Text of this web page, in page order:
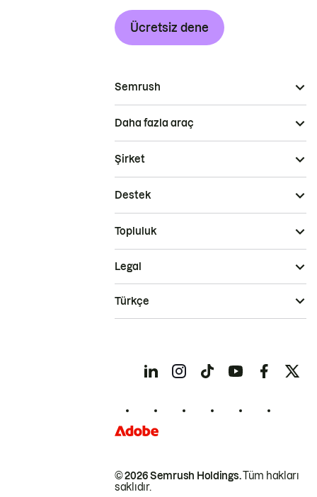
Ücretsiz dene
Semrush
Daha fazla araç
Şirket
Destek
Topluluk
© 2026 Semrush Holdings.Tüm hakları
saklıdır.
Legal
Türkçe